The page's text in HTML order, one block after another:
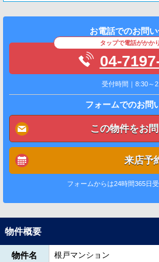
お電話でのお問
タップで電話がかか
04-
受付時間｜8:30～
フォームでのお問
この物件をお
来店予
フォームからは24時間365日受
物件概要
物件名 根戸マンション